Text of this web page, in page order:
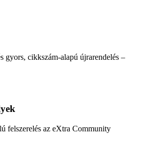
gyors, cikkszám-alapú újrarendelés –
felszerelés az eXtra Community